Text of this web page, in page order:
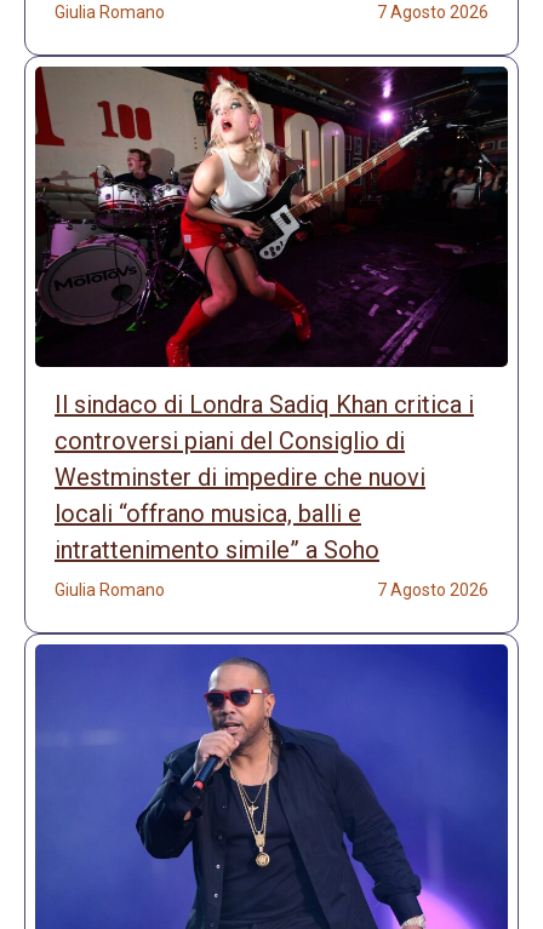
Giulia Romano 7 Agosto 2026
Il sindaco di Londra Sadiq Khan critica i
controversi piani del Consiglio di
Westminster di impedire che nuovi
locali “offrano musica, balli e
intrattenimento simile” a Soho
Giulia Romano 7 Agosto 2026